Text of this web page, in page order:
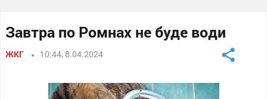
Завтра по Ромнах не буде води
ЖКГ 10:44, 8.04.2024